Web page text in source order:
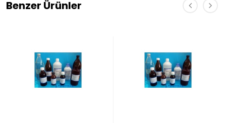
Benzer Ürünler